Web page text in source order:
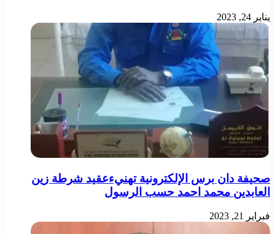
يناير 24, 2023
صحيفة دان برس الإلكترونية تهنيءعقيد شرطة زين
العابدين محمد احمد حسب الرسول
فبراير 21, 2023